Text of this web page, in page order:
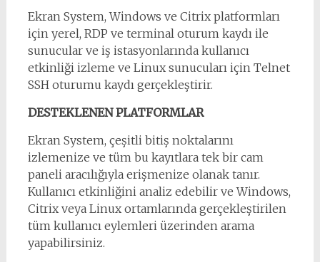
Ekran System, Windows ve Citrix platformları
için yerel, RDP ve terminal oturum kaydı ile
sunucular ve iş istasyonlarında kullanıcı
etkinliği izleme ve Linux sunucuları için Telnet
SSH oturumu kaydı gerçekleştirir.
DESTEKLENEN PLATFORMLAR
Ekran System, çeşitli bitiş noktalarını
izlemenize ve tüm bu kayıtlara tek bir cam
paneli aracılığıyla erişmenize olanak tanır.
Kullanıcı etkinliğini analiz edebilir ve Windows,
Citrix veya Linux ortamlarında gerçekleştirilen
tüm kullanıcı eylemleri üzerinden arama
yapabilirsiniz.